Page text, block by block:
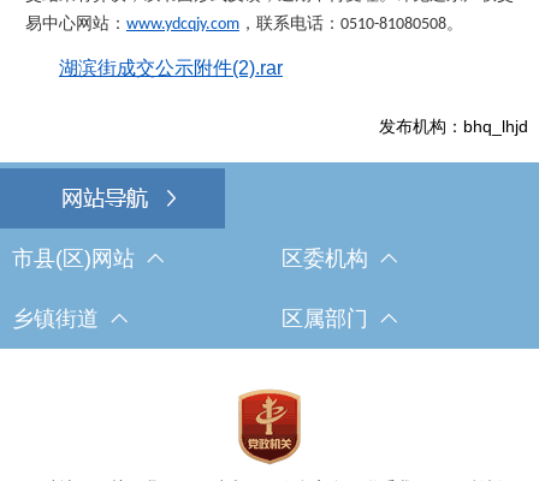
易中心网站： www.ydcqjy.com，联系电话： 0510-81080508。
湖滨街成交公示附件(2).rar
发布机构：bhq_lhjd
市县(区)网站 区委机构
乡镇街道 区属部门